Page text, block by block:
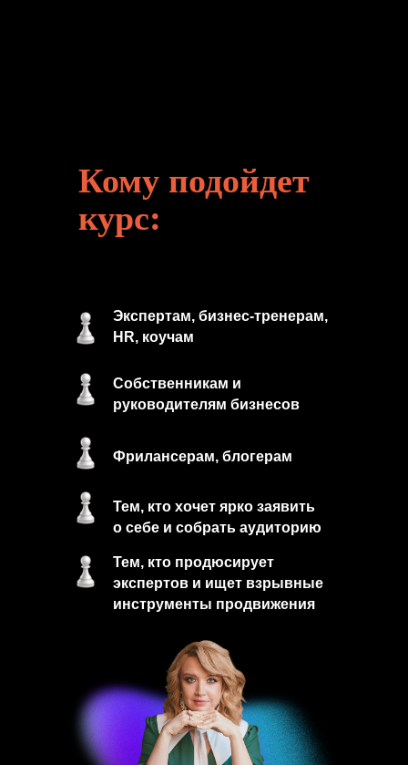
Кому подойдет
курс:
Экспертам, бизнес-тренерам,
HR, коучам
Собственникам и
руководителям бизнесов
Фрилансерам, блогерам
Тем, кто продюсирует
экспертов и ищет взрывные
инструменты продвижения
Тем, кто хочет ярко заявить
о себе и собрать аудиторию